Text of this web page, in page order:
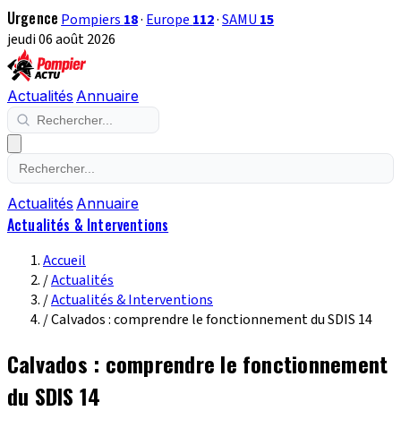
Urgence Pompiers 18· Europe 112·SAMU 15
jeudi 06 août 2026
Actualités Annuaire
Actualités Annuaire
Actualités & Interventions
Accueil
/Actualités
/Actualités & Interventions
/Calvados : comprendre le fonctionnement du SDIS 14
Calvados : comprendre le fonctionnement
du SDIS 14